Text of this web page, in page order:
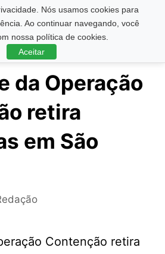
Nós usamos cookies para
Ao continuar navegando, você
nossa política de cookies.
Aceitar
da Operação
retira
em São
Contenção retira